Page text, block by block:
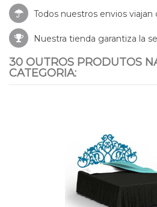
Todos nuestros envios
Nuestra tienda garantiza la
30 OUTROS PRODUTOS
CATEGORIA: